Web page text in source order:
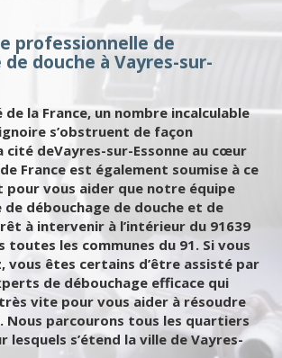
professionnelle de
douche à Vayres-sur-
la France, un nombre incalculable
s’obstruent de façon
cité deVayres-sur-Essonne au cœur
France est également soumise à ce
pour vous aider que notre équipe
débouchage de douche et de
à intervenir à l’intérieur du 91639
toutes les communes du 91. Si vous
vous êtes certains d’être assisté par
de débouchage efficace qui
vite pour vous aider à résoudre
parcourons tous les quartiers
lesquels s’étend la ville de Vayres-